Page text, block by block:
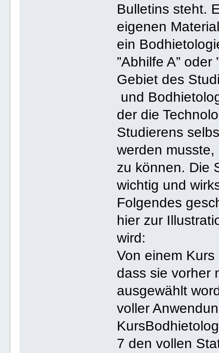
Bulletins steht.
eigenen
ein
”Abhilfe A”
Gebiet des
und
der die
Studierens
werden
zu können. Die
wichtig und
Folgendes
hier zur
wird:
Von einem
dass sie vorher
ausgewählt
voller
7 den vollen